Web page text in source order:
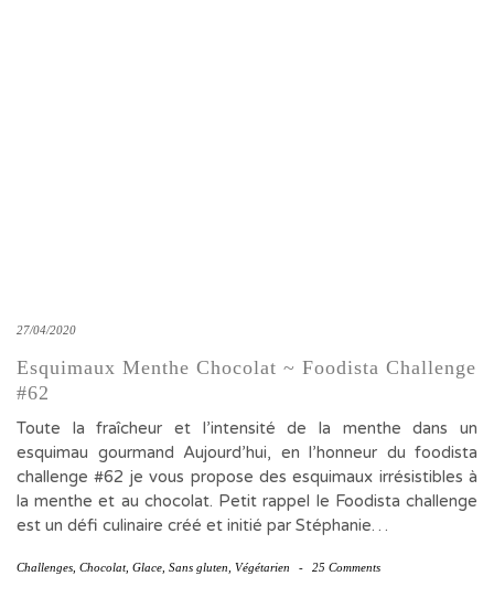
27/04/2020
Esquimaux Menthe Chocolat ~ Foodista Challenge
#62
Toute la fraîcheur et l’intensité de la menthe dans un
esquimau gourmand Aujourd’hui, en l’honneur du foodista
challenge #62 je vous propose des esquimaux irrésistibles à
la menthe et au chocolat. Petit rappel le Foodista challenge
est un défi culinaire créé et initié par Stéphanie…
Challenges Chocolat, Glace Sans gluten Végétarien - 25 Comments